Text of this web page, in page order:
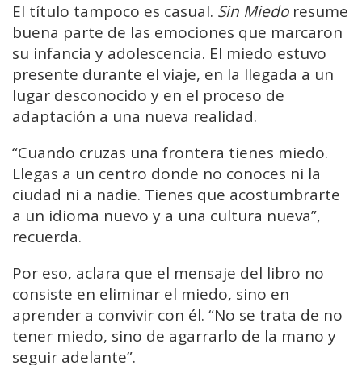
El título tampoco es casual. Sin Miedoresume
buena parte de las emociones que marcaron
su infancia y adolescencia. El miedo estuvo
presente durante el viaje, en la llegada a un
lugar desconocido y en el proceso de
adaptación a una nueva realidad.
“Cuando cruzas una frontera tienes miedo.
Llegas a un centro donde no conoces ni la
ciudad ni a nadie. Tienes que acostumbrarte
a un idioma nuevo y a una cultura nueva”,
recuerda.
Por eso, aclara que el mensaje del libro no
consiste en eliminar el miedo, sino en
aprender a convivir con él. “No se trata de no
tener miedo, sino de agarrarlo de la mano y
seguir adelante”.